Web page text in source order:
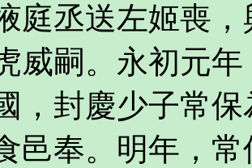
庭丞送左姬喪
威嗣。永初元
，封慶少子常
邑奉。明年，